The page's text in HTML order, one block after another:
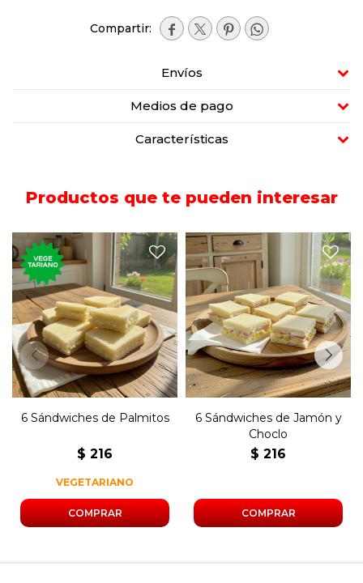
   
Envíos
Medios de pago
Características
Productos que te pueden interesar
Seis sándwiches de copetín
con palmitos y mayonesa
en pan blanco.
6 Sándwiches de Palmitos
$ 216
VEGETARIANO
Seis sándwiches de copetín
con choclo, jamón, huevo y
mayonesa en pan blanco.
6 Sándwiches de Jamón y
Choclo
$ 216